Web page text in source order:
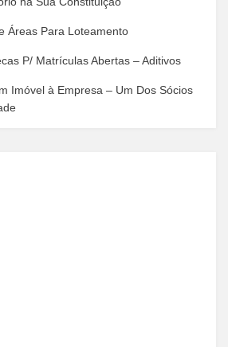
Áreas Para Loteamento
P/ Matrículas Abertas – Aditivos
Imóvel à Empresa – Um Dos Sócios